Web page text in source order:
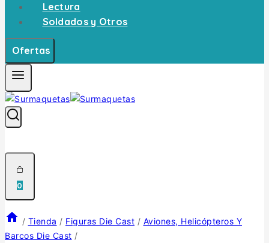
Lectura
Soldados y Otros
Ofertas
0
/ Tienda / Figuras Die Cast / Aviones, Helicópteros Y
Barcos Die Cast /